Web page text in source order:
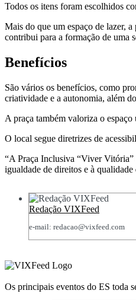
Todos os itens foram escolhidos
Mais do que um espaço de lazer,
contribui para a formação de uma
Benefícios
São vários os benefícios, como
criatividade e a autonomia, além
A praça também valoriza o
O local segue diretrizes de
“A Praça Inclusiva “Viver Vitória”
igualdade de direitos e à
Redação VIXFeed
e-mail: redacao@vixfeed.com
Os principais eventos do ES toda